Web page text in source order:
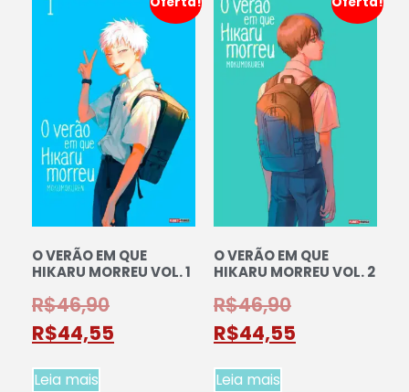
O VERÃO EM QUE
HIKARU MORREU VOL. 1
R$46,90
R$44,55
Leia mais
O VERÃO EM QUE
HIKARU MORREU VOL. 2
R$46,90
R$44,55
Leia mais